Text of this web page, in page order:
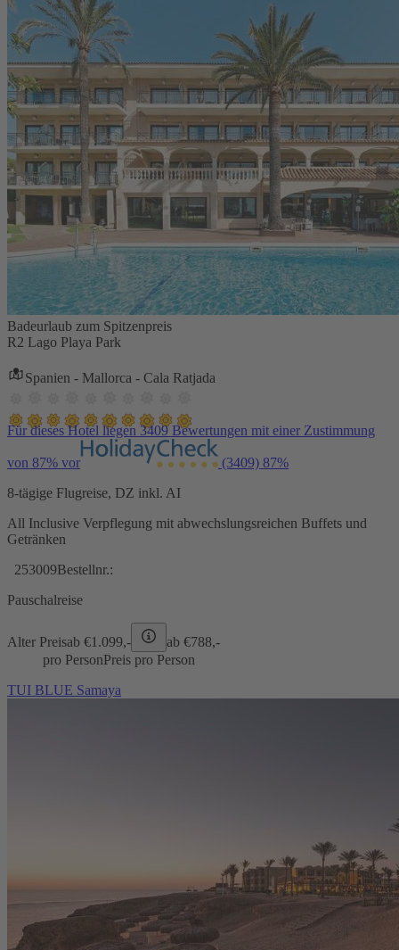
Badeurlaub zum Spitzenpreis
R2 Lago Playa Park
Spanien - Mallorca - Cala Ratjada
Für dieses Hotel liegen 3409 Bewertungen mit einer Zustimmung
von 87% vor (3409) 87%
8-tägige Flugreise, DZ inkl. AI
All Inclusive Verpflegung mit abwechslungsreichen Buffets und
Getränken
253009Bestellnr.:
Pauschalreise
Alter Preisab €1.099,- ab €788,-
pro PersonPreis pro Person
TUI BLUE Samaya